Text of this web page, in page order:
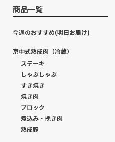
商品一覧
今週のおすすめ(明日お届け)
京中式熟成肉（冷蔵）
ステーキ
しゃぶしゃぶ
すき焼き
焼き肉
ブロック
煮込み・挽き肉
熟成豚